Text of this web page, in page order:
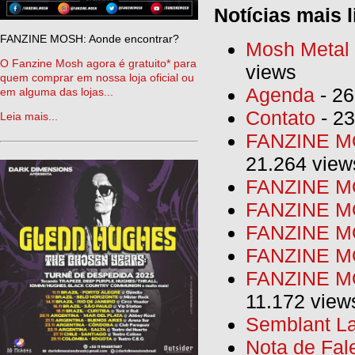
FANZINE MOSH: Aonde encontrar?
O Fanzine Mosh agora é gratuito* para
quem comprar em nossa loja oficial ou
em alguma das lojas...
Leia mais...
Notícias mais
Mosh
views
Agenda -
Contato -
FANZINE
21.264
FANZINE
FANZINE
FANZINE
FANZINE
FANZINE
11.172
Semblant
Nota de